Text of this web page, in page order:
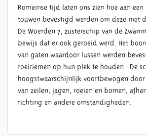
Romeinse tijd laten ons zien hoe aan
touwen bevestigd werden om deze met
De Woerden 7, zusterschip van de
bewijs dat er ook geroeid werd. Het
van gaten waardoor lussen werden
roeiriemen op hun plek te houden. De
hoogstwaarschijnlijk voortbewogen
van zeilen, jagen, roeien en bomen,
richting en andere omstandigheden.